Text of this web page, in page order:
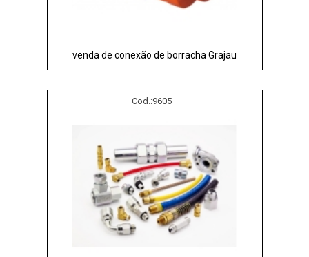
venda de conexão de borracha Grajau
Cod.:9605